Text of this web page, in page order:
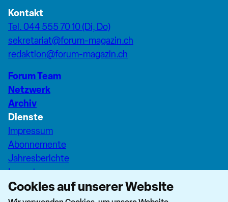
Kontakt
Tel. 044 555 70 10 (Di, Do)
sekretariat@forum-magazin.ch
redaktion@forum-magazin.ch
Forum Team
Netzwerk
Archiv
Dienste
Impressum
Abonnemente
Jahresberichte
Inserate
Pfarreiseiten Stadt Zürich
Dashboard Forum+
Cookies auf unserer Website